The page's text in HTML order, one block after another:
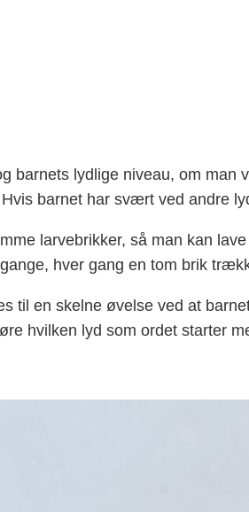
barnets lydlige niveau, om
barnet har svært ved andre
larvebrikker, så man kan
hver gang en tom brik
til en skelne øvelse ved at
hvilken lyd som ordet starter